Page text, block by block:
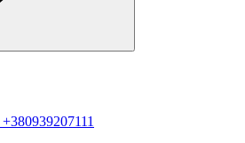
+380939207111